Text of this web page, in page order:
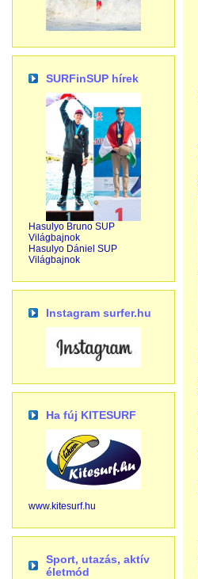
SURFinSUP hírek
Hasulyo Bruno SUP
Világbajnok
Hasulyo Dániel SUP
Világbajnok
Instagram surfer.hu
Ha fúj KITESURF
www.kitesurf.hu
Sport, utazás, aktív
életmód